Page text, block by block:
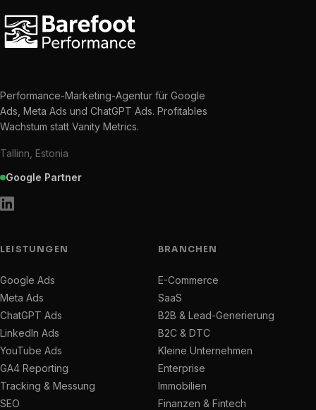
Performance-Marketing-Agentur für Google
Ads, Meta Ads und ChatGPT Ads. Profitables
Wachstum statt Vanity Metrics.
Tallinn, Estonia
Google Partner
LEISTUNGEN
Google Ads
Meta Ads
ChatGPT Ads
LinkedIn Ads
YouTube Ads
GA4 Reporting
Tracking & Messung
SEO
BRANCHEN
E-Commerce
SaaS
B2B & Lead-Generierung
B2C & DTC
Kleine Unternehmen
Enterprise
Immobilien
Finanzen & Fintech